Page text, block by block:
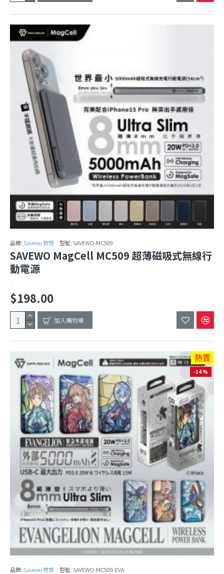
品牌: Savewo 救世 型號: SAVEWO-MC509
SAVEWO MagCell MC509 超薄磁吸式無線行
動電源
..
$198.00
加入購物車
熱賣
-14 %
品牌: Savewo 救世 型號: SAVEWO-MC509-EVA